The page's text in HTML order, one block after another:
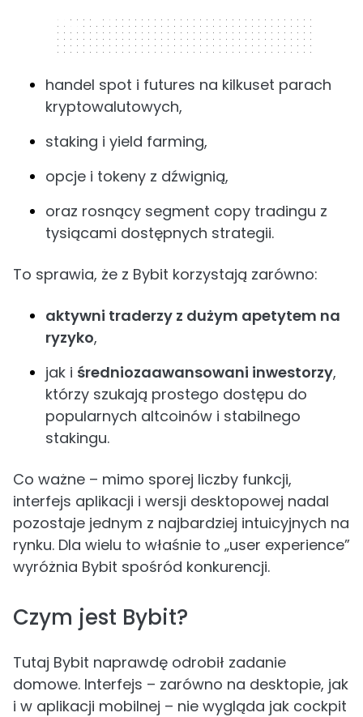
320 x 50
handel spot i futures na kilkuset parach
kryptowalutowych,
staking i yield farming,
opcje i tokeny z dźwignią,
oraz rosnący segment copy tradingu z
tysiącami dostępnych strategii.
To sprawia, że z Bybit korzystają zarówno:
aktywni traderzy z dużym apetytem na
ryzyko,
jak i średniozaawansowani inwestorzy,
którzy szukają prostego dostępu do
popularnych altcoinów i stabilnego
stakingu.
Co ważne – mimo sporej liczby funkcji,
interfejs aplikacji i wersji desktopowej nadal
pozostaje jednym z najbardziej intuicyjnych na
rynku. Dla wielu to właśnie to „user experience”
wyróżnia Bybit spośród konkurencji.
Czym jest Bybit?
Tutaj Bybit naprawdę odrobił zadanie
domowe. Interfejs – zarówno na desktopie, jak
i w aplikacji mobilnej – nie wygląda jak cockpit